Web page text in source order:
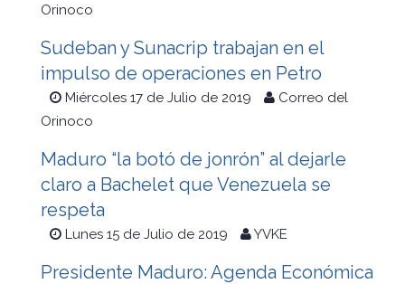
Orinoco
Sudeban y Sunacrip trabajan en el
impulso de operaciones en Petro
Miércoles 17 de Julio de 2019
Correo del
Orinoco
Maduro “la botó de jonrón” al dejarle
claro a Bachelet que Venezuela se
respeta
Lunes 15 de Julio de 2019 YVKE
Presidente Maduro: Agenda Económica